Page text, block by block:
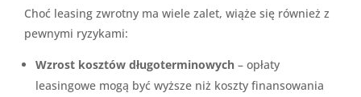
Choć leasing zwrotny ma wiele zalet, wiąże się również z
pewnymi ryzykami:
Wzrost kosztów długoterminowych – opłaty
leasingowe mogą być wyższe niż koszty finansowania